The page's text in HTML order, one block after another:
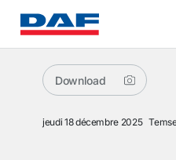
Download
jeudi 18 décembre 2025